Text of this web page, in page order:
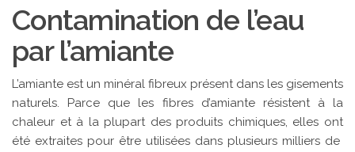
Contamination de l’eau
par l’amiante
L’amiante est un minéral fibreux présent dans les gisements
naturels. Parce que les fibres d’amiante résistent à la
chaleur et à la plupart des produits chimiques, elles ont
été extraites pour être utilisées dans plusieurs milliers de